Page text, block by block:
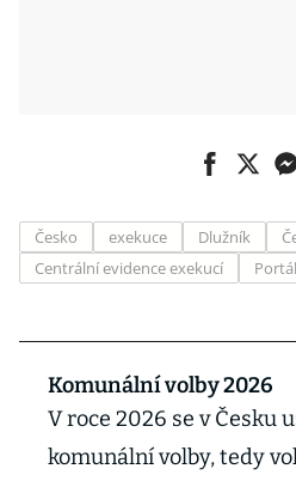
Česko exekuce Dlužník
Centrální evidence exekucí
Komunální volby 2026
V roce 2026 se v Česku
komunální volby, tedy